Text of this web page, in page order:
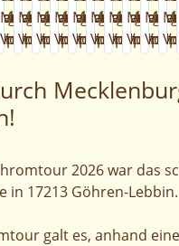
2026 war das
in 17213 Göhren-Lebbin.
galt es, anhand